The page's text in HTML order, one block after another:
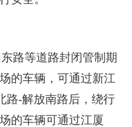
路等道路封闭管制期
的车辆，可通过新江
路-解放南路后，绕行
的车辆可通过江厦